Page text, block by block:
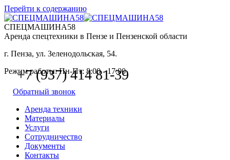
Перейти к содержанию
СПЕЦМАШИНА58
Аренда спецтехники в Пензе и Пензенской области
г. Пенза, ул. Зеленодольская, 54.
Режим работы: Пн-Пт: 8:00 - 17:00
+7 (937) 414 81-39
Обратный звонок
Аренда техники
Материалы
Услуги
Сотрудничество
Документы
Контакты